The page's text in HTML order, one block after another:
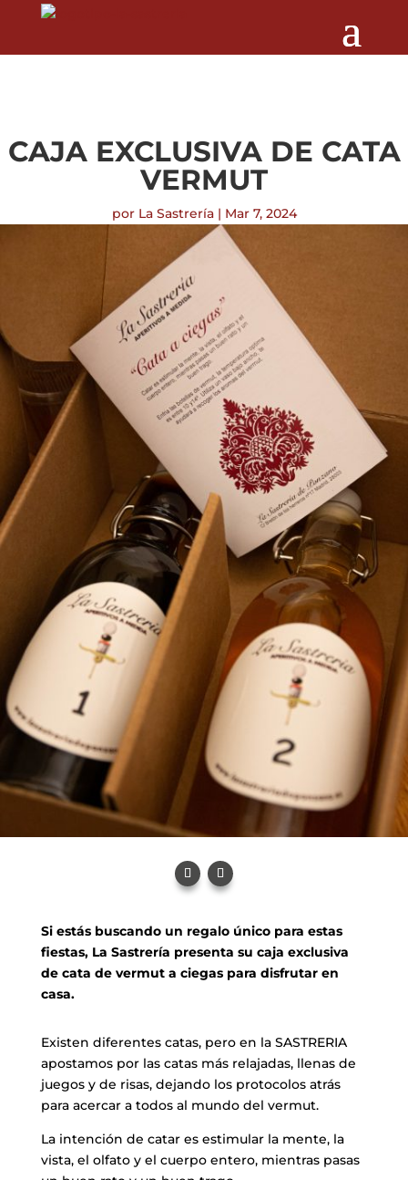
CAJA EXCLUSIVA DE CATA
VERMUT
por La Sastrería| Mar 7, 2024
Si estás buscando un regalo único para estas
fiestas, La Sastrería presenta su caja exclusiva
de cata de vermut a ciegas para disfrutar en
casa.
Existen diferentes catas, pero en la SASTRERIA
apostamos por las catas más relajadas, llenas de
juegos y de risas, dejando los protocolos atrás
para acercar a todos al mundo del vermut.
La intención de catar es estimular la mente, la
vista, el olfato y el cuerpo entero, mientras pasas